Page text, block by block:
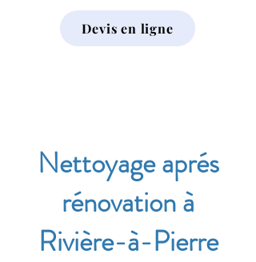
Devis en ligne
Nettoyage aprés
rénovation à
Rivière-à-Pierre